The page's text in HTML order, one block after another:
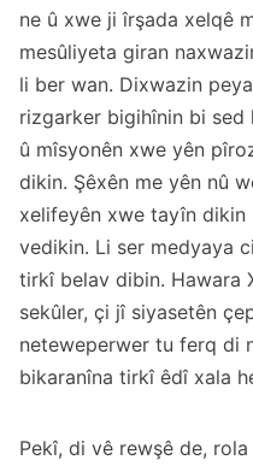
ne û xwe ji îrşada xelqê
mesûliyeta giran
li ber wan. Dixwazin
rizgarker bigihînin bi sed
û mîsyonên xwe yên
dikin. Şêxên me yên nû
xelifeyên xwe tayîn dikin
vedikin. Li ser medyaya
tirkî belav dibin. Hawara
sekûler, çi jî siyasetên
neteweperwer tu ferq di
bikaranîna tirkî êdî xala
Pekî, di vê rewşê de,